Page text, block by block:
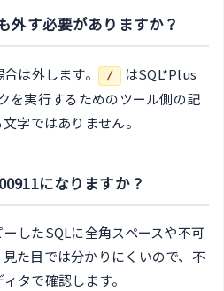
外す必要がありますか？
は外します。 /
はSQL*Plus
を実行するためのツール側の記
字ではありません。
になりますか？
したSQLに全角スペースや不可
た目では分かりにくいので、不
タで確認します。